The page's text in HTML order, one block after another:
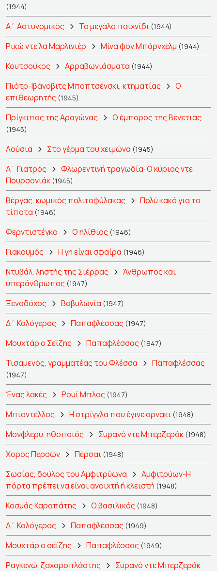
(1944)
Α΄ Αστυνομικός Το μεγάλο παιχνίδι (1944)
Ρικώ ντε λα Μαρλινιέρ Μίνα φον Μπάρνχελμ (1944)
Κουτσούκος Αρραβωνιάσματα (1944)
Πιότρ-Ιβάνοβιτς Μποπτσένσκι, κτηματίας
Ο
επιθεωρητής (1945)
Πρίγκιπας της Αραγώνας Ο έμπορος της Βενετιάς
(1945)
Λούσια Στο γέρμα του χειμώνα (1945)
Α΄ Γιατρός
Φλωρεντινή τραγωδία-Ο κύριος ντε
Πουρσονιάκ (1945)
Βέργας, κωμικός πολιτοφύλακας
Πολύ κακό για το
τίποτα (1946)
Φερντιστέγκο Ο ηλίθιος (1946)
Γιακουμός Η γη είναι σφαίρα (1946)
Ντυβάλ, ληστής της Σιέρρας
Άνθρωπος και
υπεράνθρωπος (1947)
Ξενοδόχος Βαβυλωνία (1947)
Δ΄ Καλόγερος Παπαφλέσσας (1947)
Μουχτάρ ο Σεΐζης Παπαφλέσσας (1947)
Τισαμενός, γραμματέας του Φλέσσα Παπαφλέσσας
(1947)
Ένας λακές Ρουί Μπλας (1947)
Μπιοντέλλος Η στρίγγλα που έγινε αρνάκι (1948)
Μονφλερύ, ηθοποιός Συρανό ντε Μπερζεράκ (1948)
Χορός Περσών Πέρσαι (1948)
Σωσίας, δούλος του Αμφιτρύωνα
Αμφιτρύων-Η
πόρτα πρέπει να είναι ανοιχτή ή κλειστή (1948)
Κοσμάς Καραπάτης Ο βασιλικός (1948)
Δ΄ Καλόγερος Παπαφλέσσας (1949)
Μουχτάρ ο σεΐζης Παπαφλέσσας (1949)
Ραγκενώ, ζαχαροπλάστης Συρανό ντε Μπερζεράκ